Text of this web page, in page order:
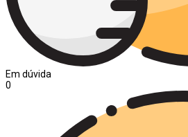
Em dúvida
0